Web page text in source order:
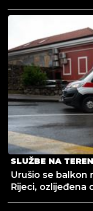
SLUŽBE NA
Urušio se balkon
Rijeci, ozlijeđena